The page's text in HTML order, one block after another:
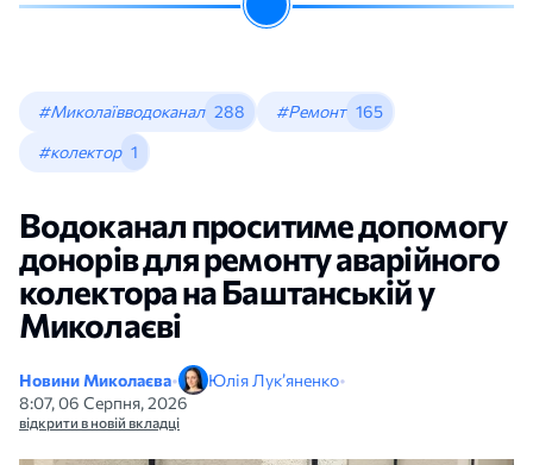
#Миколаївводоканал 288 #Ремонт 165
#колектор 1
Водоканал проситиме допомогу
донорів для ремонту аварійного
колектора на Баштанській у
Миколаєві
Новини Миколаєва• Юлія Лук’яненко•
8:07, 06 Серпня, 2026
відкрити в новій вкладці